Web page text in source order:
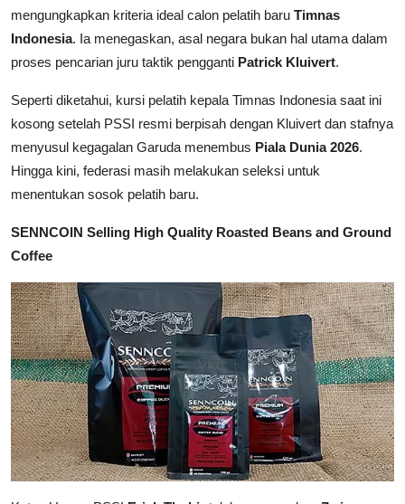
mengungkapkan kriteria ideal calon pelatih baru Timnas
Indonesia. Ia menegaskan, asal negara bukan hal utama dalam
proses pencarian juru taktik pengganti Patrick Kluivert.
Seperti diketahui, kursi pelatih kepala Timnas Indonesia saat ini
kosong setelah PSSI resmi berpisah dengan Kluivert dan stafnya
menyusul kegagalan Garuda menembus Piala Dunia 2026.
Hingga kini, federasi masih melakukan seleksi untuk
menentukan sosok pelatih baru.
SENNCOIN Selling High Quality Roasted Beans and Ground
Coffee